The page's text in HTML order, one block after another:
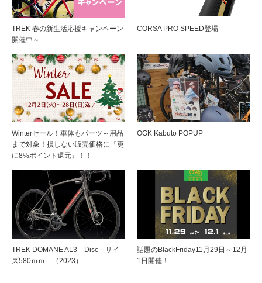
TREK 春の新生活応援キャンペーン
開催中～
CORSA PRO SPEED登場
Winterセール！車体もパーツ～用品
まで対象！損しない販売価格に『更
に8%ポイント還元』！！
OGK Kabuto POPUP
TREK DOMANE AL3 Disc サイ
ズ580ｍｍ （2023）
話題のBlackFriday11月29日～12月
1日開催！